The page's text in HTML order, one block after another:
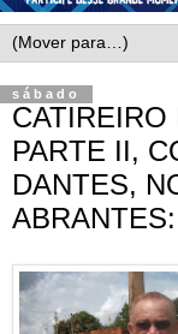
sábado
CATIREIRO
PARTE II,
DANTES,
ABRANTES: